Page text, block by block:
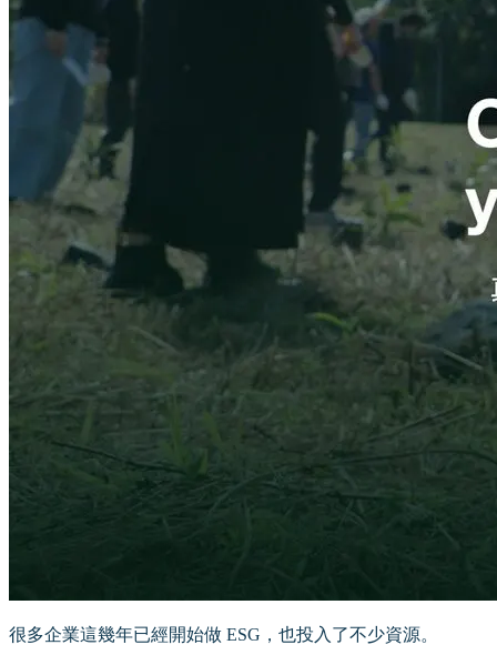
很多企業這幾年已經開始做 ESG，也投入了不少資源。